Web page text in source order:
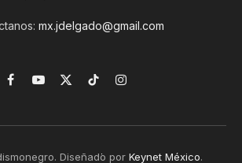
mx.jdelgado@gmail.com
Facebook
YouTube
X
TikTokInstagram
Diseñado por Keynet México.